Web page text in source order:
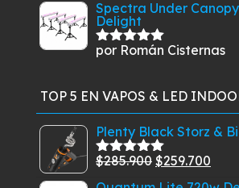
Spectra Under
Delight
Valorado
por Román Cisternas
TOP 5 EN VAPOS & LED
Plenty Black Storz &
Valorado
$285.900 El
precio
$259.700